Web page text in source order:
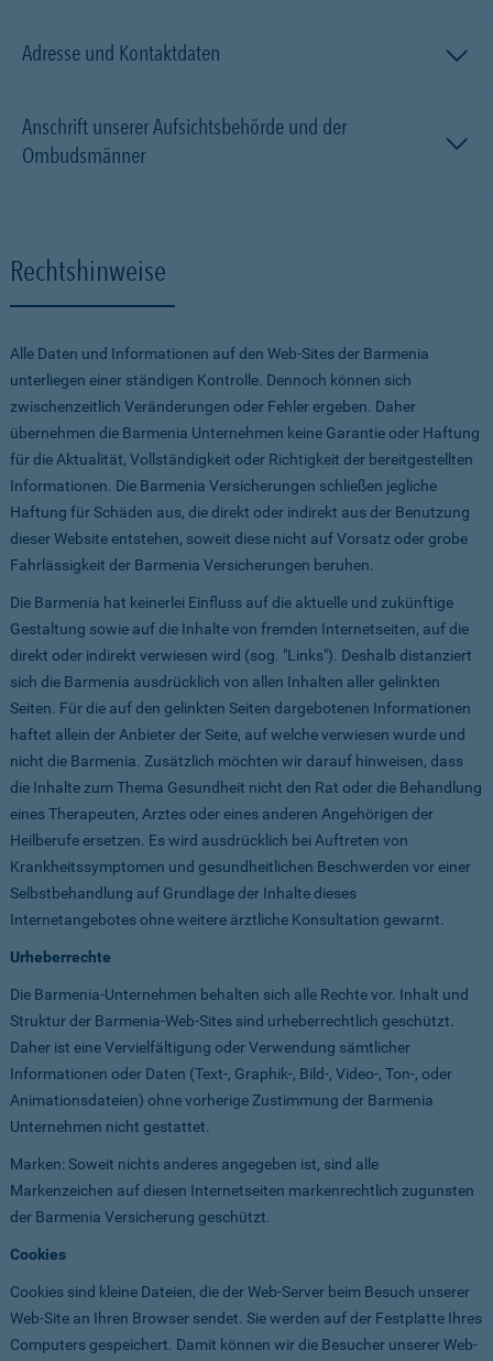
Adresse und Kontaktdaten
Anschrift unserer Aufsichtsbehörde und der
Ombudsmänner
Rechtshinweise
Alle Daten und Informationen auf den Web-Sites der Barmenia
unterliegen einer ständigen Kontrolle. Dennoch können sich
zwischenzeitlich Veränderungen oder Fehler ergeben. Daher
übernehmen die Barmenia Unternehmen keine Garantie oder Haftung
für die Aktualität, Vollständigkeit oder Richtigkeit der bereitgestellten
Informationen. Die Barmenia Versicherungen schließen jegliche
Haftung für Schäden aus, die direkt oder indirekt aus der Benutzung
dieser Website entstehen, soweit diese nicht auf Vorsatz oder grobe
Fahrlässigkeit der Barmenia Versicherungen beruhen.
Die Barmenia hat keinerlei Einfluss auf die aktuelle und zukünftige
Gestaltung sowie auf die Inhalte von fremden Internetseiten, auf die
direkt oder indirekt verwiesen wird (sog. "Links"). Deshalb distanziert
sich die Barmenia ausdrücklich von allen Inhalten aller gelinkten
Seiten. Für die auf den gelinkten Seiten dargebotenen Informationen
haftet allein der Anbieter der Seite, auf welche verwiesen wurde und
nicht die Barmenia. Zusätzlich möchten wir darauf hinweisen, dass
die Inhalte zum Thema Gesundheit nicht den Rat oder die Behandlung
eines Therapeuten, Arztes oder eines anderen Angehörigen der
Heilberufe ersetzen. Es wird ausdrücklich bei Auftreten von
Krankheitssymptomen und gesundheitlichen Beschwerden vor einer
Selbstbehandlung auf Grundlage der Inhalte dieses
Internetangebotes ohne weitere ärztliche Konsultation gewarnt.
Urheberrechte
Die Barmenia-Unternehmen behalten sich alle Rechte vor. Inhalt und
Struktur der Barmenia-Web-Sites sind urheberrechtlich geschützt.
Daher ist eine Vervielfältigung oder Verwendung sämtlicher
Informationen oder Daten (Text-, Graphik-, Bild-, Video-, Ton-, oder
Animationsdateien) ohne vorherige Zustimmung der Barmenia
Unternehmen nicht gestattet.
Marken: Soweit nichts anderes angegeben ist, sind alle
Markenzeichen auf diesen Internetseiten markenrechtlich zugunsten
der Barmenia Versicherung geschützt.
Cookies
Cookies sind kleine Dateien, die der Web-Server beim Besuch unserer
Web-Site an Ihren Browser sendet. Sie werden auf der Festplatte Ihres
Computers gespeichert. Damit können wir die Besucher unserer Web-